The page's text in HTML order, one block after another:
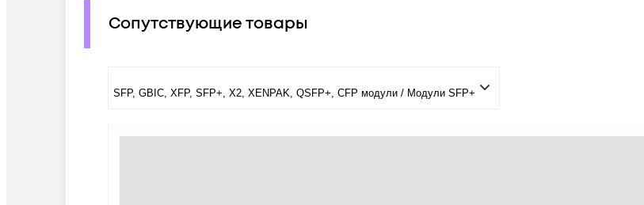
Сопутствующие товары
SFP, GBIC, XFP, SFP+, X2, XENPAK, QSFP+, CFP модули / Модули SFP+